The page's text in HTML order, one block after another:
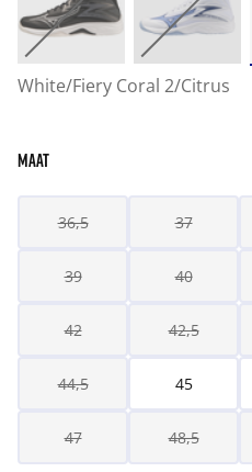
White/Fiery Coral 2/Citrus
MAAT
36,5 37
39 40
42 42,5
44,5 45
47 48,5